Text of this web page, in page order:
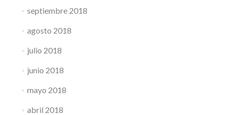
septiembre 2018
agosto 2018
julio 2018
junio 2018
mayo 2018
abril 2018